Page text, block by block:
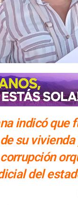
indicó que
su
del